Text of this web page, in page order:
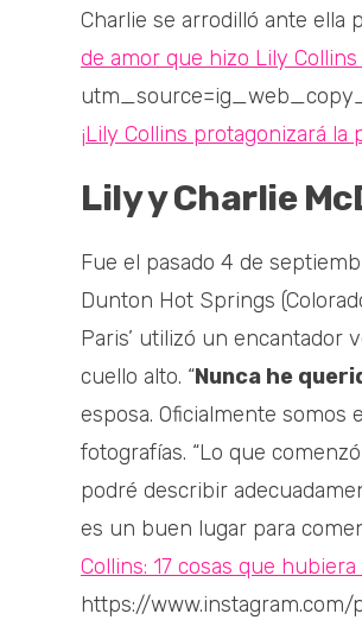
Charlie se arrodilló ante ella
de amor que hizo Lily
¡Lily Collins protagonizará la
Lily y Charlie
Fue el pasado 4 de
Dunton Hot Springs
Paris’ utilizó un encantador
cuello alto. “Nunca he
esposa. Oficialmente somos
fotografías. “Lo que
podré describir
es un buen lugar para
Collins: 17 cosas que
https://